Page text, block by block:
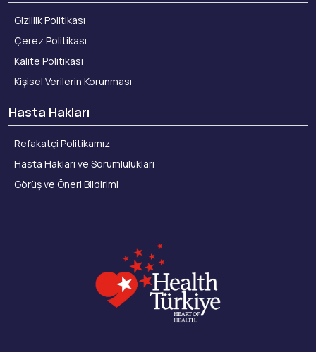
Gizlilik Politikası
Çerez Politikası
Kalite Politikası
Kişisel Verilerin Korunması
Hasta Hakları
Refakatçi Politikamız
Hasta Hakları ve Sorumlulukları
Görüş ve Öneri Bildirimi